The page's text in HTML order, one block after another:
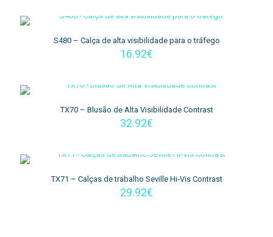
S480 – Calça de alta visibilidade para o tráfego
16.92€
TX70 – Blusão de Alta Visibilidade Contrast
32.92€
TX71 – Calças de trabalho Seville Hi-Vis Contrast
29.92€